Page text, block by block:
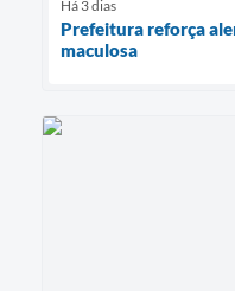
Há 3 dias
Prefeitura reforça
maculosa